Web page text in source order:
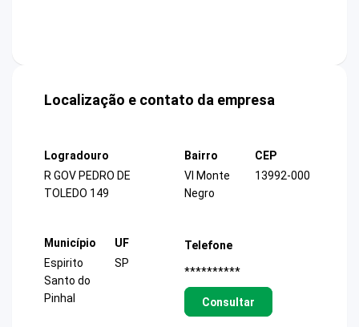
Localização e contato da empresa
Logradouro
R GOV PEDRO DE
TOLEDO 149
Bairro
Vl Monte
Negro
CEP
13992-000
Município
Espirito
Santo do
Pinhal
UF
SP
Telefone
**********
Consultar